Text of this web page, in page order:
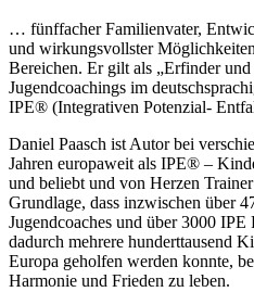
… fünffacher Familienvater,
und wirkungsvollster
Bereichen. Er gilt als „Erfinder
Jugendcoachings im
IPE® (Integrativen Potenzial-
Daniel Paasch ist Autor bei
Jahren europaweit als IPE® –
und beliebt und von Herzen
Grundlage, dass inzwischen über
Jugendcoaches und über 3000
dadurch mehrere hunderttausend
Europa geholfen werden konnte,
Harmonie und Frieden zu leben.